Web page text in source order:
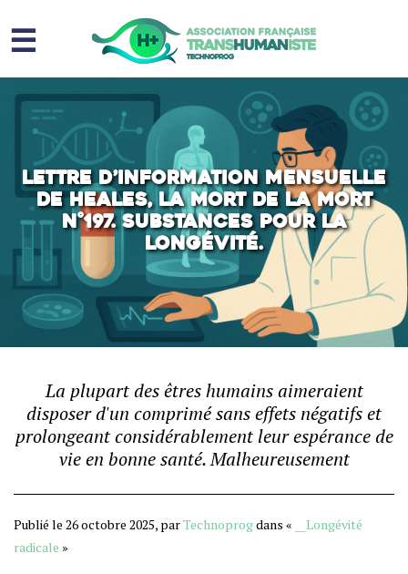
☰
Homme augmenté
Immortalité ?
Question sociale
Risques
L’association
Contact
Lettre d’information mensuelle
de Heales, La mort de la mort
N°197. Substances pour la
longévité.
La plupart des êtres humains aimeraient
disposer d'un comprimé sans effets négatifs et
prolongeant considérablement leur espérance de
vie en bonne santé. Malheureusement
Publié le 26 octobre 2025, parTechnoprogdans «
__Longévité
radicale »